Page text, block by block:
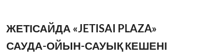
ЖЕТІСАЙДА «JETISAI PLAZA»
САУДА-ОЙЫН-САУЫҚ КЕШЕНІ